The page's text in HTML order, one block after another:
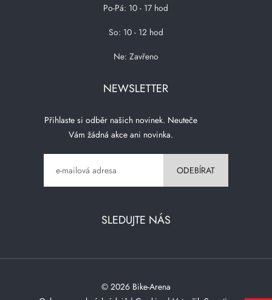
Po-Pá: 10 - 17 hod
So: 10 - 12 hod
Ne: Zavřeno
NEWSLETTER
Přihlaste si odběr našich novinek. Neuteče
Vám žádná akce ani novinka.
SLEDUJTE NÁS
© 2026 Bike-Arena